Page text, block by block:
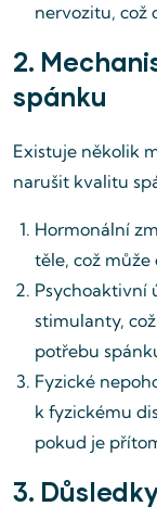
nervozitu, což
2.
spánku
Existuje několik
narušit kvalitu
Hormonální
těle, což
Psychoaktivní
stimulanty,
potřebu
Fyzické
k fyzickému
pokud je
3.